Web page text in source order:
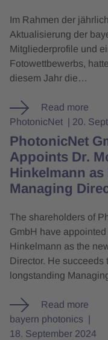
Im Rahmen der
Aktualisierung der
Mitgliederprofile und
Fotowettbewerbs,
diesem Jahr die…
Read more
PhotonicNet
20.
PhotonicNet
Appoints Dr.
Hinkelmann as
Managing
The shareholders of
GmbH have appointed
Hinkelmann as the
Director. He succeeds
longstanding
Read more
bayern photonics
18. September 2024